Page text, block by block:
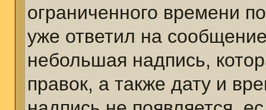
ограниченного времени
уже ответил на
небольшая надпись,
правок, а также дату и